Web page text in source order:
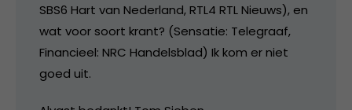
SBS6 Hart van Nederland, RTL4 RTL Nieuws), en
wat voor soort krant? (Sensatie: Telegraaf,
Financieel: NRC Handelsblad) Ik kom er niet
goed uit.